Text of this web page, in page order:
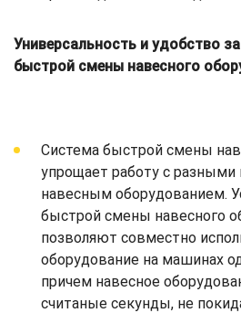
Универсальность и удобство
быстрой смены навесного
Система быстрой смены
упрощает работу с
навесным оборудованием.
быстрой смены навесного
позволяют совместно
оборудование на машинах
причем навесное
считаные секунды, не